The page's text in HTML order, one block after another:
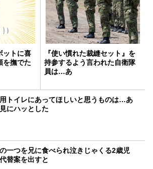
ットに喜
を撫でた
『使い慣れた裁縫セット』を
持参するよう言われた自衛隊
員は…あ
トイレにあってほしいと思うものは…あ
にハッとした
一つを兄に食べられ泣きじゃくる2歳児
替案を出すと